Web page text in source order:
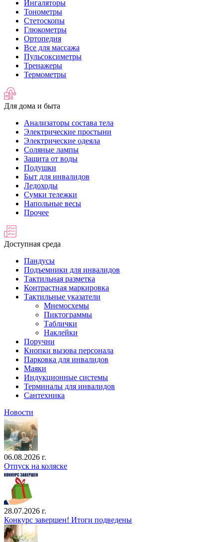
Ингаляторы
Тонометры
Стетоскопы
Глюкометры
Ортопедия
Все для массажа
Пульсоксиметры
Тренажеры
Термометры
Для дома и быта
Анализаторы состава тела
Электрические простыни
Электрические одеяла
Соляные лампы
Защита от воды
Подушки
Быт для инвалидов
Ледоходы
Сумки тележки
Напольные весы
Прочее
Доступная среда
Пандусы
Подъемники для инвалидов
Тактильная разметка
Контрастная маркировка
Тактильные указатели
Мнемосхемы
Пиктограммы
Таблички
Наклейки
Поручни
Кнопки вызова персонала
Парковка для инвалидов
Маяки
Индукционные системы
Терминалы для инвалидов
Сантехника
Новости
06.08.2026 г.
Отпуск на коляске
28.07.2026 г.
Конкурс завершен! Итоги подведены